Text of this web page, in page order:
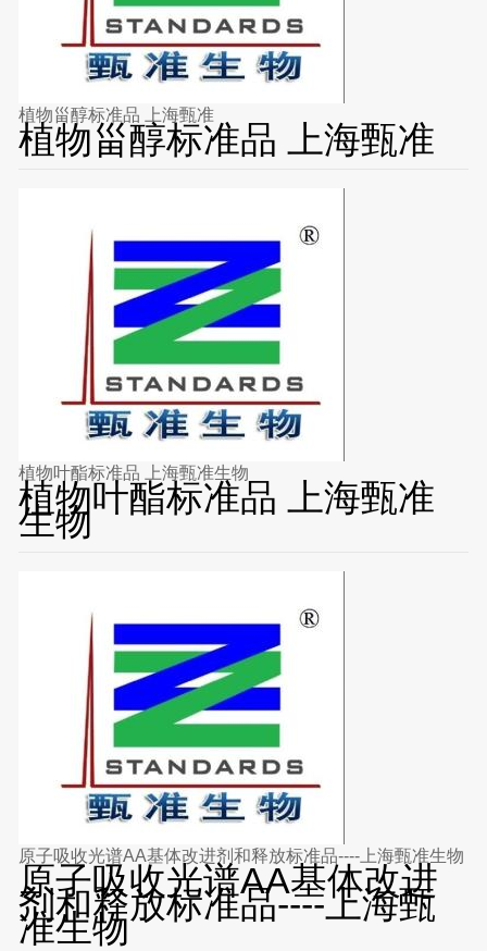
植物甾醇标准品 上海甄准
植物甾醇标准品 上海甄准
植物叶酯标准品 上海甄准生物
植物叶酯标准品 上海甄准
生物
原子吸收光谱AA基体改进剂和释放标准品----上海甄准生物
原子吸收光谱AA基体改进
剂和释放标准品----上海甄
准生物